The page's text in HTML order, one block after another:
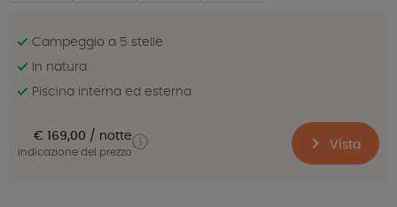
Campeggio a 5 stelle
In natura
Piscina interna ed esterna
€ 169,00 notte
indicazione del prezzo Vista